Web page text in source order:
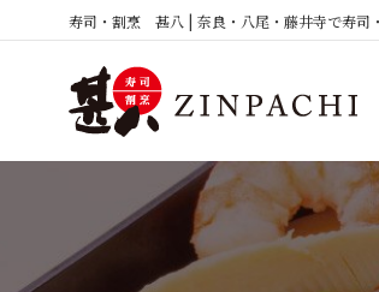
ン
寿司・割烹 甚八 | 奈良・八尾・藤井寺で寿司